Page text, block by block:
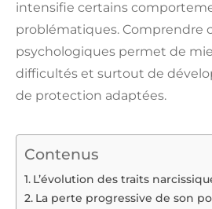
intensifie certains
problématiques. Comprendre
psychologiques permet de
difficultés et surtout de
de protection adaptées.
Contenus
L’évolution des traits
La perte progressive de son